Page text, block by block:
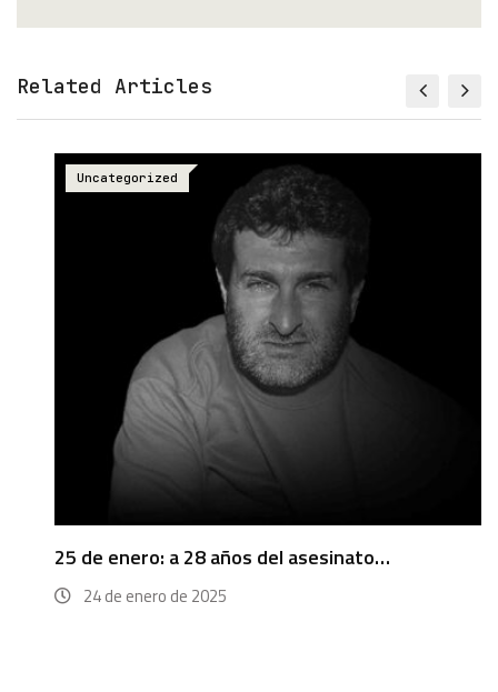
Related Articles
Uncategorized
25 de enero: a 28 años del asesinato…
24 de enero de 2025